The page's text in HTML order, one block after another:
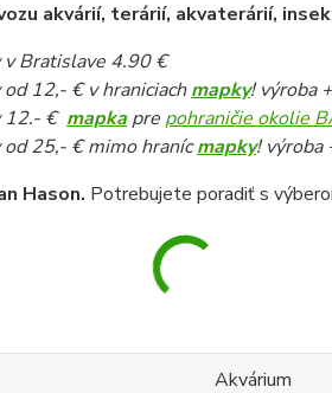
akvárií, terárií, akvaterárií,
v Bratislave 4.90 €
od 12,- € v hraniciachmapky! výroba
12.- € mapkapre pohraničie okolie
od 25,- € mimo hranícmapky! výroba
Hason. Potrebujete poradiť s
Akvárium